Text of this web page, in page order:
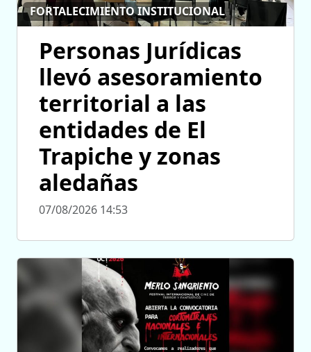
FORTALECIMIENTO INSTITUCIONAL
Personas Jurídicas
llevó asesoramiento
territorial a las
entidades de El
Trapiche y zonas
aledañas
07/08/2026 14:53